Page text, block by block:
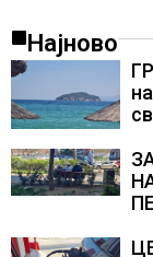
Најново